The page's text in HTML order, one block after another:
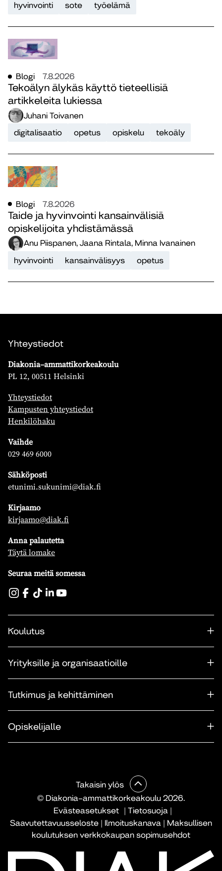
hyvinvointi
sote työelämä
Blogi 7.8.2026
Tekoälyn älykäs käyttö tieteellisiä
artikkeleita lukiessa
Juhani Toivanen
digitalisaatio
opetus opiskelu tekoäly
Blogi 7.8.2026
Taide ja hyvinvointi kansainvälisiä
opiskelijoita yhdistämässä
Anu Piispanen, Jaana Rintala, Minna Ivanainen
hyvinvointi
kansainvälisyys opetus
Yhteystiedot
Diakonia–ammattikorkeakoulu
PL 12, 00511 Helsinki
Yhteystiedot
Kampusten yhteystiedot
Henkilöhaku
Vaihde
029 469 6000
Sähköposti
etunimi.sukunimi@diak.fi
Kirjaamo
kirjaamo@diak.fi
Anna palautetta
Täytä lomake
Seuraa meitä somessa
Koulutus
Yrityksille ja organisaatioille
Tutkimus ja kehittäminen
Opiskelijalle
© Diakonia–ammattikorkeakoulu 2026.
Evästeasetukset
| Tietosuoja |
Saavutettavuusseloste | Ilmoituskanava | Maksullisen
koulutuksen verkkokaupan sopimusehdot
Takaisin ylös